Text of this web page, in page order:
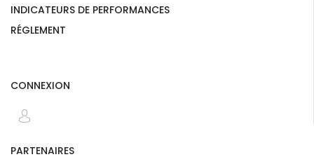
INDICATEURS DE PERFORMANCES
RÉGLEMENT
CONNEXION
PARTENAIRES